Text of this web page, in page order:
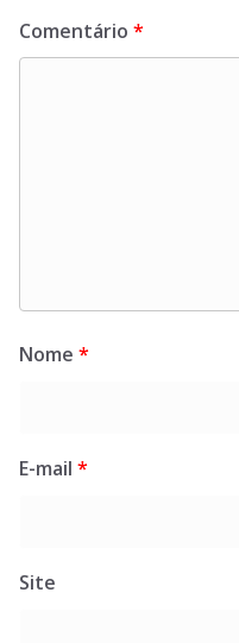
Comentário *
Nome *
E-mail *
Site